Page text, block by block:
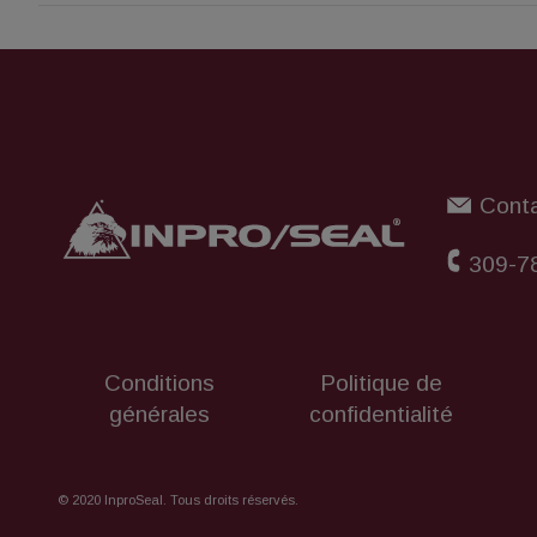
309-
Conditions
générales
Politique de
confidentialité
© 2020 InproSeal. Tous droits réservés.